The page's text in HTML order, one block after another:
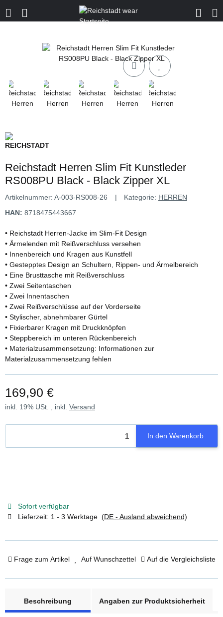
Reichstadt Herren Slim Fit Kunstleder
RS008PU Black - Black Zipper XL
Artikelnummer: A-003-RS008-26 Kategorie: HERREN
HAN: 8718475443667
• Reichstadt Herren-Jacke im Slim-Fit Design
• Ärmelenden mit Reißverschluss versehen
• Innenbereich und Kragen aus Kunstfell
• Gestepptes Design an Schultern, Rippen- und Ärmelbereich
• Eine Brusttasche mit Reißverschluss
• Zwei Seitentaschen
• Zwei Innentaschen
• Zwei Reißverschlüsse auf der Vorderseite
• Stylischer, abnehmbarer Gürtel
• Fixierbarer Kragen mit Druckknöpfen
• Steppbereich im unteren Rückenbereich
• Materialzusammensetzung: Informationen zur
Materialzusammensetzung fehlen
169,90 €
inkl. 19% USt. , inkl. Versand
In den Warenkorb
Sofort verfügbar
Lieferzeit: 1 - 3 Werktage (DE - Ausland abweichend)
Frage zum Artikel Auf Wunschzettel Auf die Vergleichsliste
Beschreibung
Angaben zur Produktsicherheit